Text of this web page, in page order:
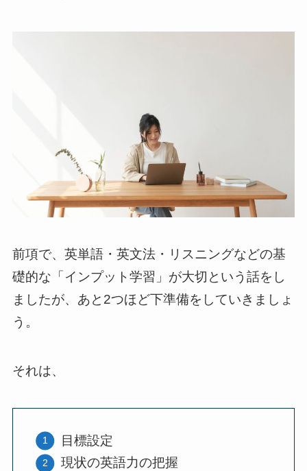
前項で、英単語・英文法・リスニングなどの基
礎的な「インプット学習」が大切という話をし
ましたが、あと2つほど下準備をしていきましょ
う。
それは、
目標設定
現状の英語力の把握